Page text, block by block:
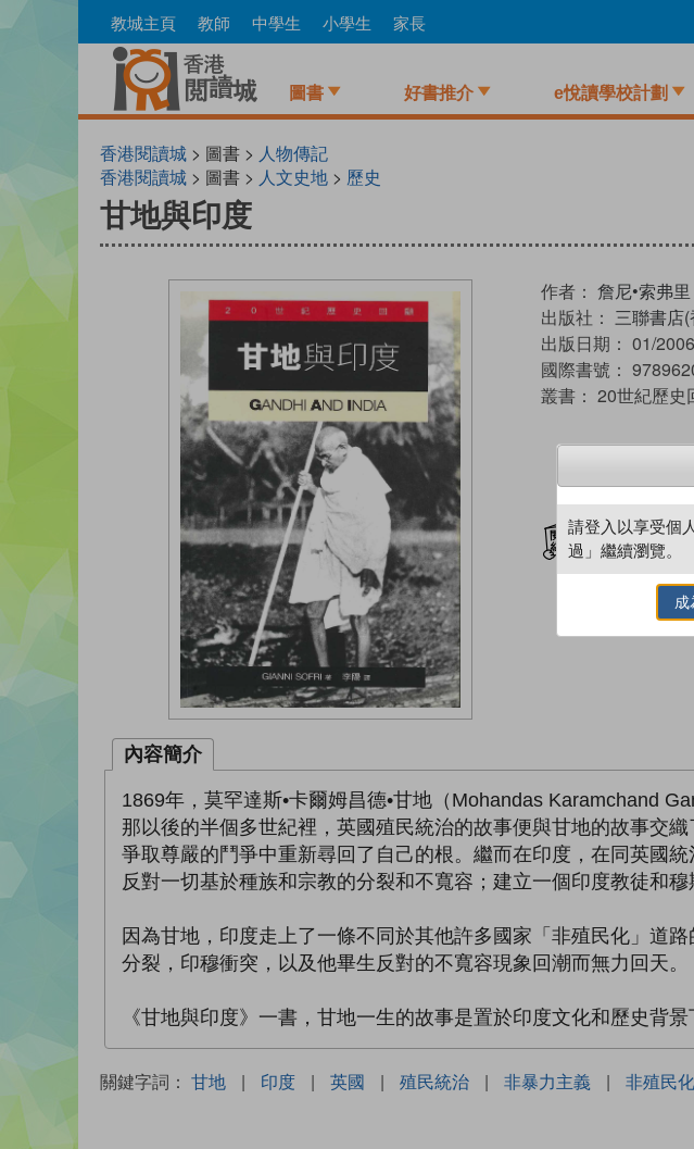
to
教城主頁 教師 中學生 小學生 家長
圖書 好書推介 e悅讀學校計劃
香港閱讀城 > 圖書 > 人物傳記
香港閱讀城 > 圖書 > 人文史地 > 歷史
甘地與印度
作者： 詹尼•索弗里
出版社： 三聯書店(
出版日期： 01/2006
國際書號：
叢書： 20世紀歷史
加入
內容簡介
1869年，莫罕達斯•卡爾姆昌德•甘地（Mohandas Karamchand
那以後的半個多世紀裡，英國殖民統治的故事便與甘地的故事交
爭取尊嚴的鬥爭中重新尋回了自己的根。繼而在印度，在同英國
反對一切基於種族和宗教的分裂和不寬容；建立一個印度教徒和
因為甘地，印度走上了一條不同於其他許多國家「非殖民化」道
分裂，印穆衝突，以及他畢生反對的不寬容現象回潮而無力回天。
《甘地與印度》一書，甘地一生的故事是置於印度文化和歷史背
關鍵字詞： 甘地 | 印度 | 英國 | 殖民統治 | 非暴力主義 | 非殖民化
請登入以享受個
過」繼續瀏覽。
成